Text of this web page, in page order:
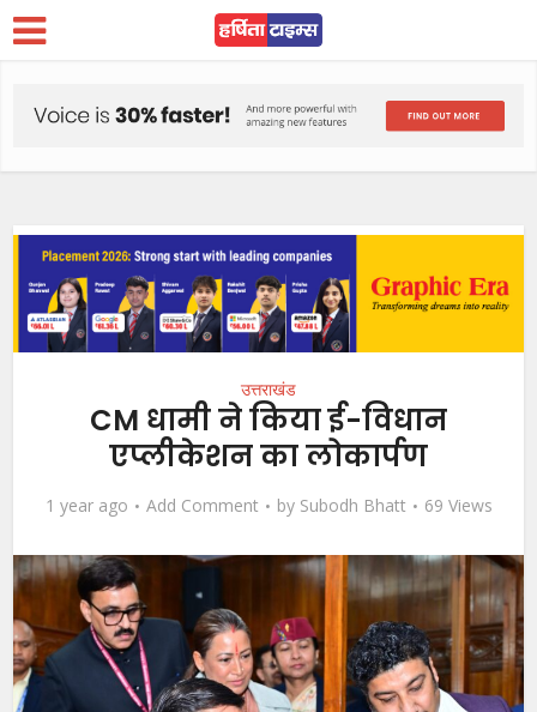
उत्तराखंड
CM धामी ने किया ई-विधान
एप्लीकेशन का लोकार्पण
1 year ago Add Comment by Subodh Bhatt 69 Views